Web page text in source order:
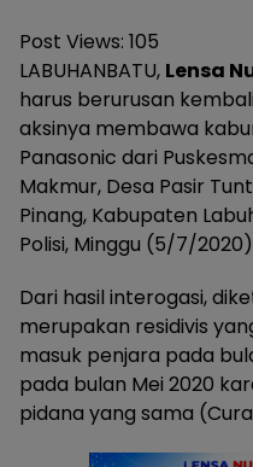
Post Views: 105
LABUHANBATU, Lensa
harus berurusan
aksinya membawa
Panasonic dari
Makmur, Desa Pasir
Pinang, Kabupaten
Polisi, Minggu (5/7/
Dari hasil interogasi,
merupakan residivis
masuk penjara pada
pada bulan Mei 2020
pidana yang sama